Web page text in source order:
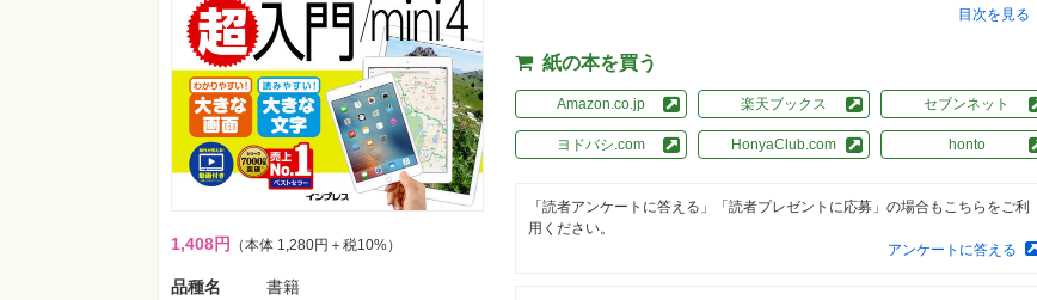
1,408円 （本体 1,280円＋税10%）
品種名
書籍
目次を見る
紙の本を買う
Amazon.co.jp 楽天ブックス セブンネット
ヨドバシ.com HonyaClub.com honto
「読者アンケートに答える」「読者プレゼントに応募」の場合もこちらをご利
用ください。
アンケートに答える